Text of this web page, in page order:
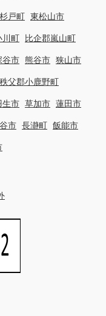
杉戸町 東松山市
川町 比企郡嵐山町
谷市 熊谷市 狭山市
秩父郡小鹿野町
生市 草加市 蓮田市
市 長瀞町 飯能市